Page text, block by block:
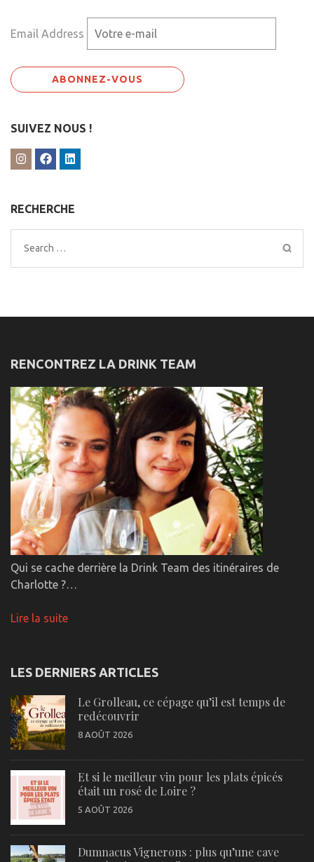
Email Address
SUIVEZ NOUS !
RECHERCHE
Search
for:
RENCONTREZ LA DRINK TEAM
Qui se cache derrière la Drink Team des itinéraires de
Charlotte ?…
Lire la suite
LES DERNIERS ARTICLES
Le Grolleau, ce cépage qu’il est temps de
redécouvrir
8 AOÛT 2026
Et si le meilleur vin pour les plats épicés
était un rosé de Loire ?
5 AOÛT 2026
Dumnacus Vignerons : plus qu’une cave